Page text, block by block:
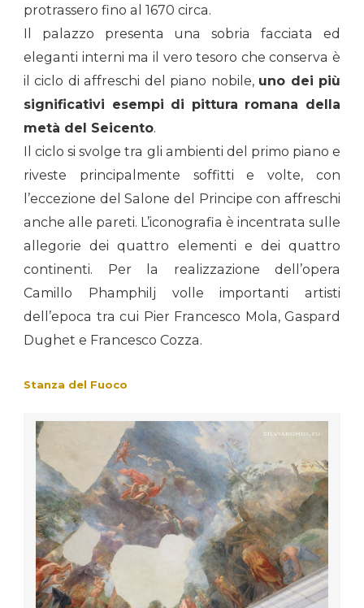
protrassero fino al 1670 circa.
Il palazzo presenta una sobria facciata ed
eleganti interni ma il vero tesoro che conserva è
il ciclo di affreschi del piano nobile, uno dei più
significativi esempi di pittura romana della
metà del Seicento.
Il ciclo si svolge tra gli ambienti del primo piano e
riveste principalmente soffitti e volte, con
l’eccezione del Salone del Principe con affreschi
anche alle pareti. L’iconografia è incentrata sulle
allegorie dei quattro elementi e dei quattro
continenti. Per la realizzazione dell’opera
Camillo Phamphilj volle importanti artisti
dell’epoca tra cui Pier Francesco Mola, Gaspard
Dughet e Francesco Cozza.
Stanza del Fuoco